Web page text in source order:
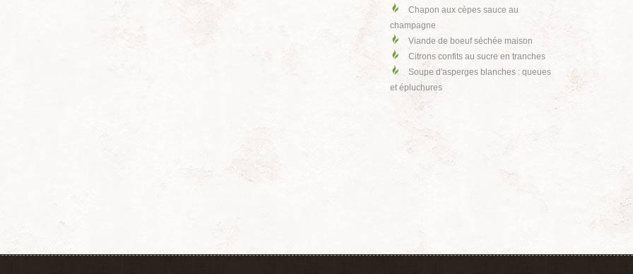
Chapon aux cèpes sauce au
champagne
Viande de boeuf séchée maison
Citrons confits au sucre en tranches
Soupe d'asperges blanches : queues
et épluchures